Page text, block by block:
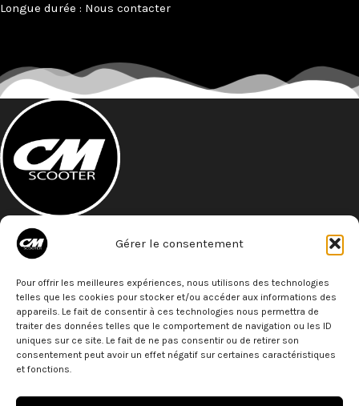
Gérer le consentement
Pour offrir les meilleures expériences, nous utilisons des technologies
telles que les cookies pour stocker et/ou accéder aux informations des
appareils. Le fait de consentir à ces technologies nous permettra de
traiter des données telles que le comportement de navigation ou les ID
uniques sur ce site. Le fait de ne pas consentir ou de retirer son
consentement peut avoir un effet négatif sur certaines caractéristiques
et fonctions.
Longue durée : Nous contacter
A 5 minutes à pied de la gare St- Roch
27 Bld de Strasbourg
34000 - Montpellier
Téléphone: 07 68 79 79 77
ACTUS
PARTENAIRES